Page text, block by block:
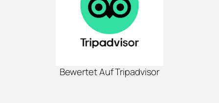
Bewertet Auf Tripadvisor